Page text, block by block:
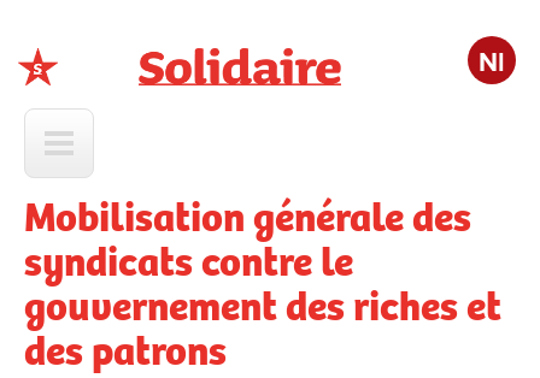
Nl
Mobilisation générale des
syndicats contre le
gouvernement des riches et
des patrons